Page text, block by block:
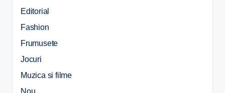
Editorial
Fashion
Frumusete
Jocuri
Muzica si filme
Nou